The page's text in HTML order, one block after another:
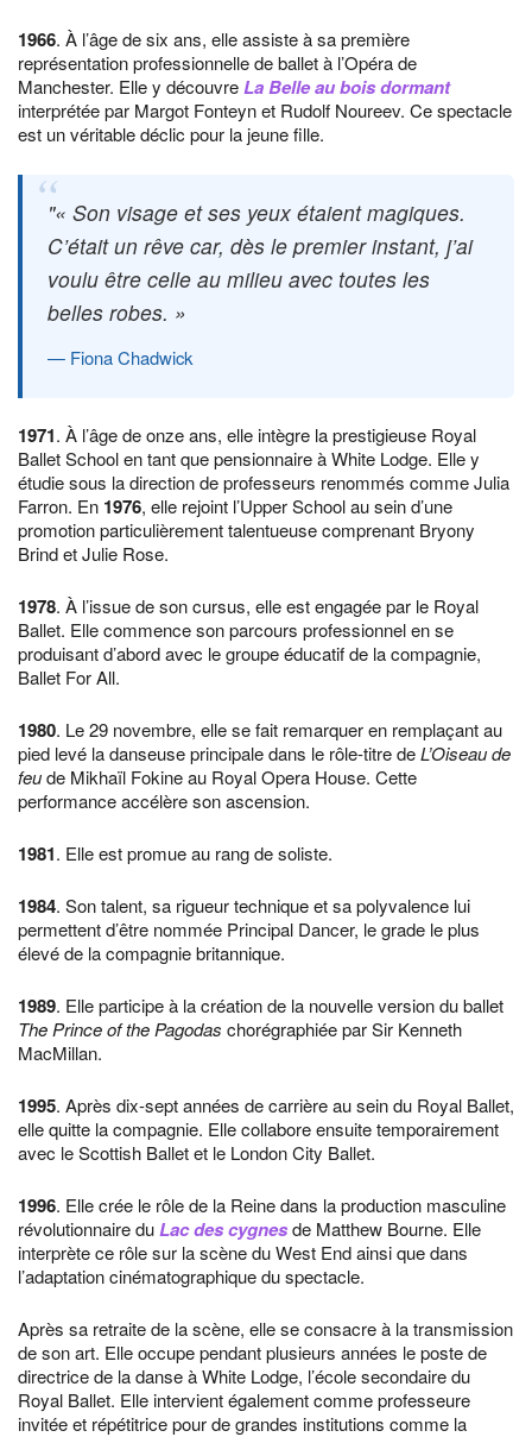
1966. À l’âge de six ans, elle assiste à sa première
représentation professionnelle de ballet à l’Opéra de
Manchester. Elle y découvreLa Belle au bois dormant
interprétée par Margot Fonteyn et Rudolf Noureev. Ce spectacle
est un véritable déclic pour la jeune fille.
« Son visage et ses yeux étaient magiques.
C’était un rêve car, dès le premier instant, j’ai
voulu être celle au milieu avec toutes les
belles robes. »
Fiona Chadwick
1971. À l’âge de onze ans, elle intègre la prestigieuse Royal
Ballet School en tant que pensionnaire à White Lodge. Elle y
étudie sous la direction de professeurs renommés comme Julia
Farron. En 1976, elle rejoint l’Upper School au sein d’une
promotion particulièrement talentueuse comprenant Bryony
Brind et Julie Rose.
1978. À l’issue de son cursus, elle est engagée par le Royal
Ballet. Elle commence son parcours professionnel en se
produisant d’abord avec le groupe éducatif de la compagnie,
Ballet For All.
1980. Le 29 novembre, elle se fait remarquer en remplaçant au
pied levé la danseuse principale dans le rôle-titre deL’Oiseau de
feude Mikhaïl Fokine au Royal Opera House. Cette
performance accélère son ascension.
1981. Elle est promue au rang de soliste.
1984. Son talent, sa rigueur technique et sa polyvalence lui
permettent d’être nommée Principal Dancer, le grade le plus
élevé de la compagnie britannique.
1989. Elle participe à la création de la nouvelle version du ballet
The Prince of the Pagodas chorégraphiée par Sir Kenneth
MacMillan.
1995. Après dix-sept années de carrière au sein du Royal Ballet,
elle quitte la compagnie. Elle collabore ensuite temporairement
avec le Scottish Ballet et le London City Ballet.
1996. Elle crée le rôle de la Reine dans la production masculine
révolutionnaire duLac des cygnesde Matthew Bourne. Elle
interprète ce rôle sur la scène du West End ainsi que dans
l’adaptation cinématographique du spectacle.
Après sa retraite de la scène, elle se consacre à la transmission
de son art. Elle occupe pendant plusieurs années le poste de
directrice de la danse à White Lodge, l’école secondaire du
Royal Ballet. Elle intervient également comme professeure
invitée et répétitrice pour de grandes institutions comme la